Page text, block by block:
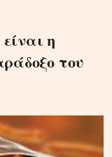
η
του